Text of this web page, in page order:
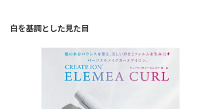
白を基調とした見た目